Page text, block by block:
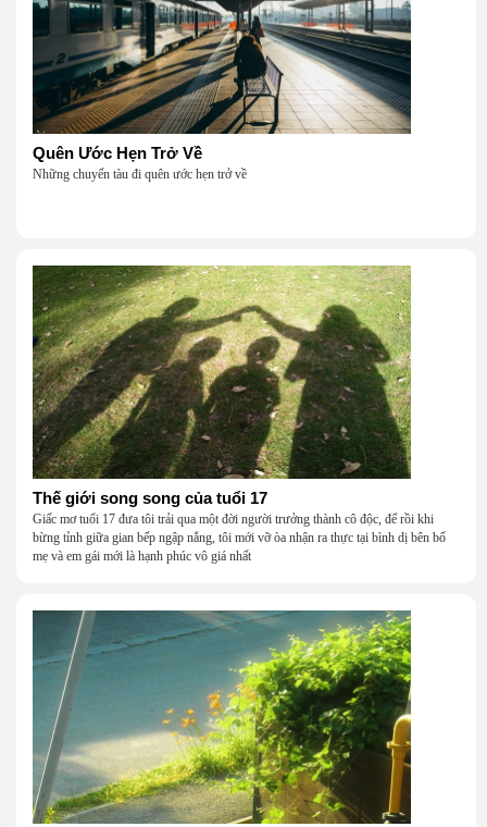
Quên Ước Hẹn Trở Về
Những chuyến tàu đi quên ước hẹn trở về
Thế giới song song của tuổi 17
Giấc mơ tuổi 17 đưa tôi trải qua một đời người trưởng thành cô độc, để rồi khi
bừng tỉnh giữa gian bếp ngập nắng, tôi mới vỡ òa nhận ra thực tại bình dị bên bố
mẹ và em gái mới là hạnh phúc vô giá nhất